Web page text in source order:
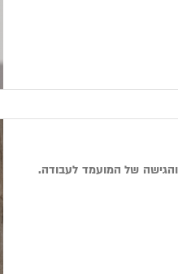
והגישה של המועמד לעבודה.